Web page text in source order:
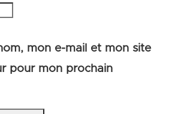
mon e-mail et mon site
pour mon prochain